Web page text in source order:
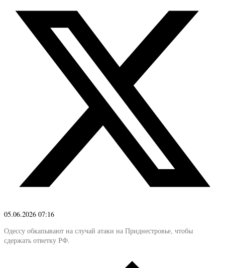
05.06.2026 07:16
Одессу обкапывают на случай атаки на Приднестровье, чтобы
сдержать ответку РФ.